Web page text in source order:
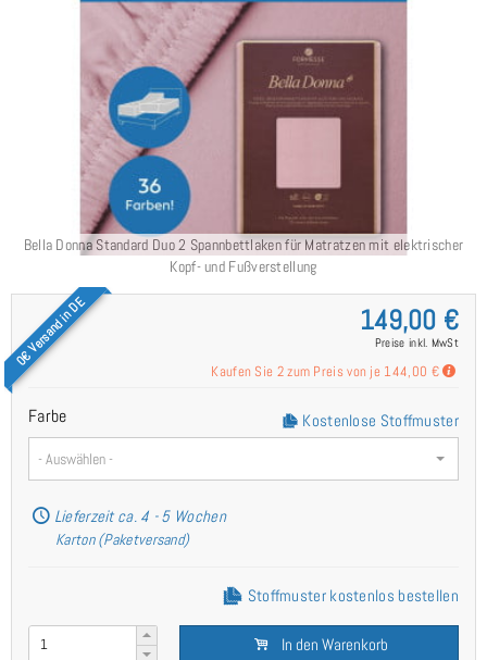
Bella Donna Standard Duo 2 Spannbettlaken für Matratzen mit elektrischer
Kopf- und Fußverstellung
0€ Versand in DE 149,00 €
Preise inkl. MwSt
Kaufen Sie 2 zum Preis von je 144,00 €
Farbe Kostenlose Stoffmuster
- Auswählen -
Lieferzeit ca. 4 - 5 Wochen
Karton (Paketversand)
Stoffmuster kostenlos bestellen
In den Warenkorb